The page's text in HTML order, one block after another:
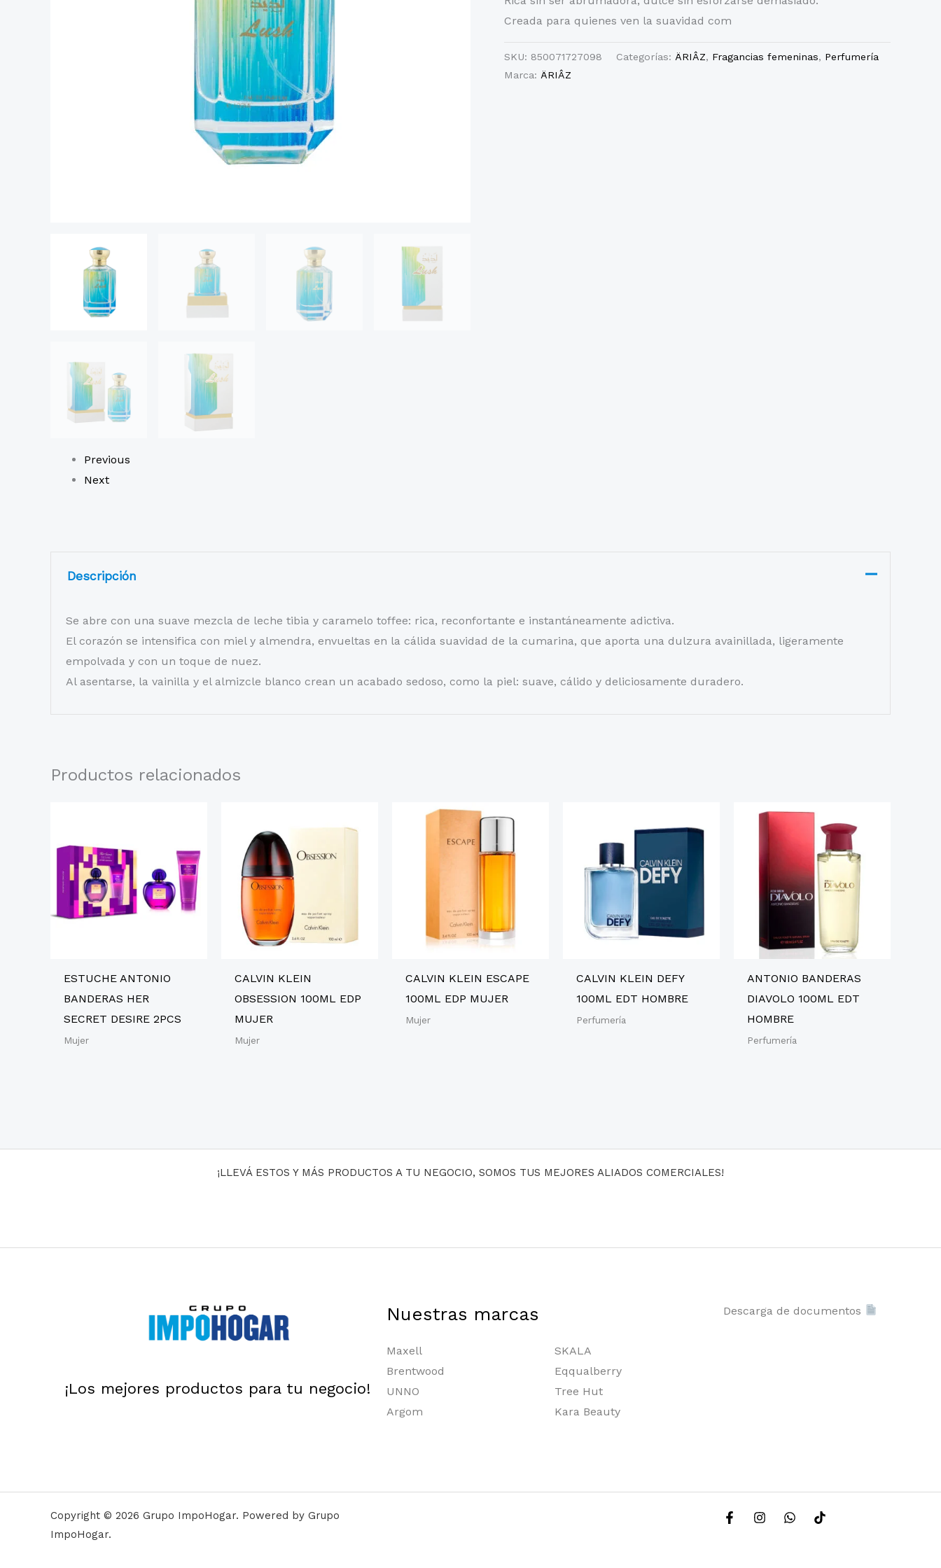
Previous
Next
Creada para quienes ven la suavidad com
SKU: 850071727098 Categorías: ÄRIÂZ, Fragancias femeninas, Perfumería
Marca: ÄRIÂZ
Descripción
Se abre con una suave mezcla de leche tibia y caramelo toffee: rica, reconfortante e instantáneamente adictiva.
El corazón se intensifica con miel y almendra, envueltas en la cálida suavidad de la cumarina, que aporta una dulzura avainillada, ligeramente
empolvada y con un toque de nuez.
Al asentarse, la vainilla y el almizcle blanco crean un acabado sedoso, como la piel: suave, cálido y deliciosamente duradero.
Productos relacionados
ESTUCHE ANTONIO
BANDERAS HER
SECRET DESIRE 2PCS
Mujer
CALVIN KLEIN
OBSESSION 100ML EDP
MUJER
Mujer
CALVIN KLEIN ESCAPE
100ML EDP MUJER
Mujer
CALVIN KLEIN DEFY
100ML EDT HOMBRE
Perfumería
ANTONIO BANDERAS
DIAVOLO 100ML EDT
HOMBRE
Perfumería
¡LLEVÁ ESTOS Y MÁS PRODUCTOS A TU NEGOCIO, SOMOS TUS MEJORES ALIADOS COMERCIALES!
¡Los mejores productos para tu negocio!
Nuestras marcas
Maxell
Brentwood
UNNO
Argom
SKALA
Eqqualberry
Tree Hut
Kara Beauty
Descarga de documentos
Copyright © 2026 Grupo ImpoHogar. Powered by Grupo
ImpoHogar.